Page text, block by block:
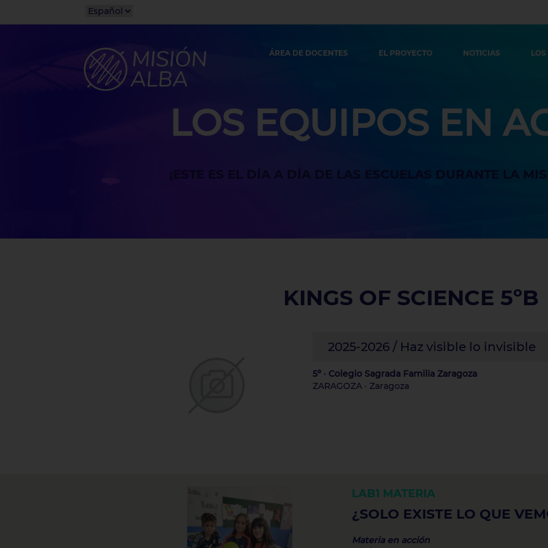
NOTICIAS
EL PROYECTO
ÁREA DE DOCENTES
LOS EQUIPOS EN
¡ESTE ES EL DÍA A DÍA DE LAS ESCUELAS DURANTE LA
KINGS OF SCIENCE 5ºB
2025-2026 / Haz visible lo invisible
5º · Colegio Sagrada Familia Zaragoza
ZARAGOZA · Zaragoza
LAB1 MATERIA
¿SOLO EXISTE LO QUE
Materia en acción